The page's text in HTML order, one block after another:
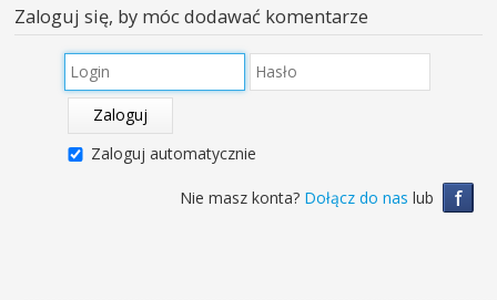
Zaloguj się, by móc dodawać komentarze
Zaloguj
Zaloguj automatycznie
f
Nie masz konta? Dołącz do nas lub